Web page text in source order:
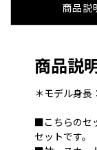
商品説
商品説
＊モデル身長
■こちらのセ
セットです。